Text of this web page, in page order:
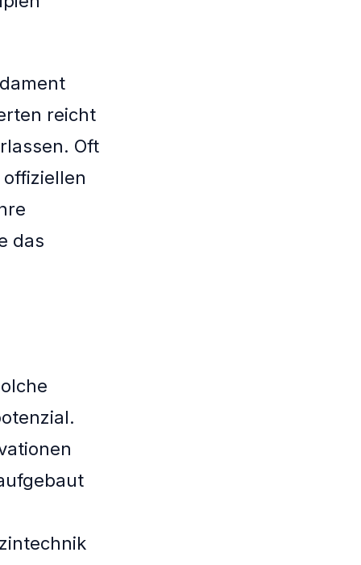
reicht
Oft
das